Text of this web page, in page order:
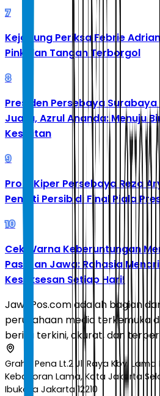
7
Kejagung Periksa Febrie
Pink dan Tangan Terborgol
8
Presiden Persebaya
Juara, Azrul Ananda: Menuju
Kesulitan
9
Profil Kiper Persebaya Reza
Penalti Persib di Final Piala
10
Cek Warna Keberuntungan
Pasaran Jawa: Rahasia
Kesuksesan Setiap Hari!
JawaPos.com adalah bagian
perusahaan media terkemuka
berita terkini, akurat, dan
Graha Pena Lt.2 Jl. Raya Kby. Lama
Kebayoran Lama, Kota Jakarta
Ibukota Jakarta 12210